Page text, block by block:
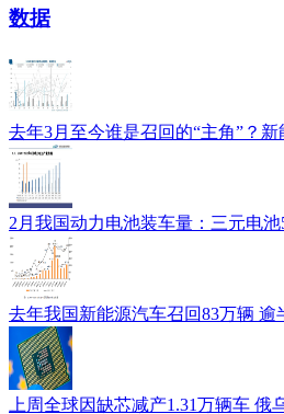
数据
去年3月至今谁是召回的“主角”？新
2月我国动力电池装车量：三元电池
去年我国新能源汽车召回83万辆 逾
上周全球因缺芯减产1.31万辆车 俄